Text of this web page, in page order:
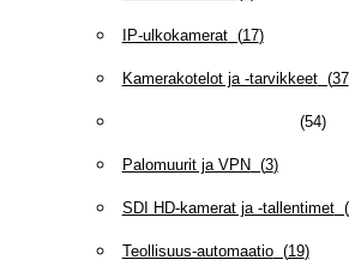
IP-ulkokamerat(17)
Kamerakotelot ja -tarvikkeet(37
(54)
Palomuurit ja VPN (3)
SDI HD-kamerat ja -tallentimet(
Teollisuus-automaatio(19)